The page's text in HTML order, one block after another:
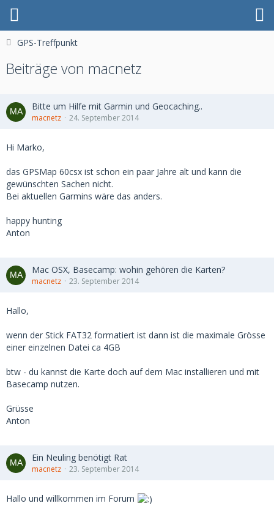
GPS-Treffpunkt
Beiträge von macnetz
Bitte um Hilfe mit Garmin und Geocaching..
macnetz 24. September 2014
Hi Marko,
das GPSMap 60csx ist schon ein paar Jahre alt und kann die
gewünschten Sachen nicht.
Bei aktuellen Garmins wäre das anders.
happy hunting
Anton
Mac OSX, Basecamp: wohin gehören die Karten?
macnetz 23. September 2014
Hallo,
wenn der Stick FAT32 formatiert ist dann ist die maximale Grösse
einer einzelnen Datei ca 4GB
btw - du kannst die Karte doch auf dem Mac installieren und mit
Basecamp nutzen.
Grüsse
Anton
Ein Neuling benötigt Rat
macnetz 23. September 2014
Hallo und willkommen im Forum